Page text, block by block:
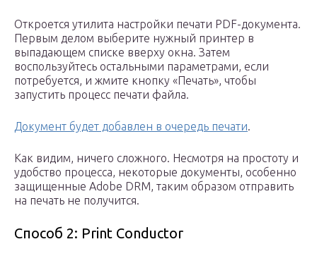
Откроется утилита настройки печати PDF-документа.
Первым делом выберите нужный принтер в
выпадающем списке вверху окна. Затем
воспользуйтесь остальными параметрами, если
потребуется, и жмите кнопку «Печать», чтобы
запустить процесс печати файла.
Документ будет добавлен в очередь печати.
Как видим, ничего сложного. Несмотря на простоту и
удобство процесса, некоторые документы, особенно
защищенные Adobe DRM, таким образом отправить
на печать не получится.
Способ 2: Print Conductor